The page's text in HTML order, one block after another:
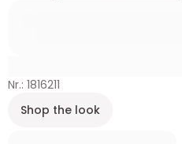
Nr.: 1816211
Shop the look